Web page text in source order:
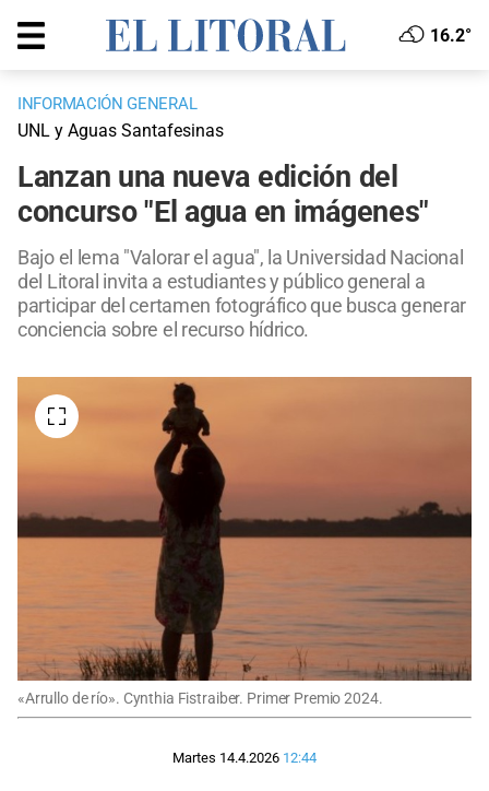
16.2°
INFORMACIÓN GENERAL
UNL y Aguas Santafesinas
Lanzan una nueva edición del
concurso "El agua en imágenes"
Bajo el lema "Valorar el agua", la Universidad Nacional
del Litoral invita a estudiantes y público general a
participar del certamen fotográfico que busca generar
conciencia sobre el recurso hídrico.
«Arrullo de río». Cynthia Fistraiber. Primer Premio 2024.
Martes 14.4.2026 12:44